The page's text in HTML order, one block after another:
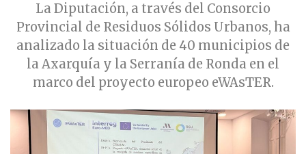
La Diputación, a través del Consorcio
Provincial de Residuos Sólidos Urbanos, ha
analizado la situación de 40 municipios de
la Axarquía y la Serranía de Ronda en el
marco del proyecto europeo eWAsTER.